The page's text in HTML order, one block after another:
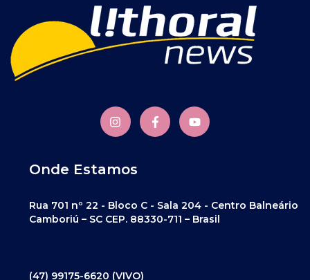
Onde Estamos
Rua 701 nº 22 - Bloco C - Sala 204 - Centro Balneário
Camboriú – SC CEP. 88330-711 – Brasil
(47) 99175-6620 (VIVO)